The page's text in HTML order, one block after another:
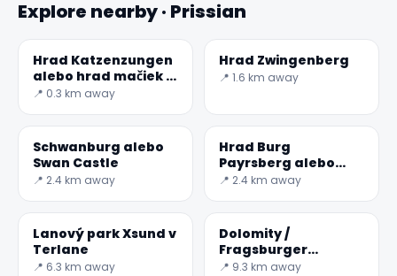
Explore nearby · Prissian
Hrad Katzenzungen
alebo hrad mačiek v
Prissiano
📍 0.3 km away
Hrad Zwingenberg
📍 1.6 km away
Schwanburg alebo
Swan Castle
📍 2.4 km away
Hrad Burg
Payrsberg alebo
Bavaro v Nalles
📍 2.4 km away
Lanový park Xsund v
Terlane
📍 6.3 km away
Dolomity /
Fragsburger
Wasserfall alebo
📍 9.3 km away